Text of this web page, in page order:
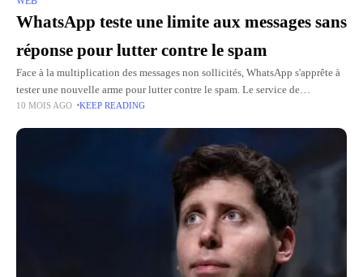
WhatsApp teste une limite aux messages sans
réponse pour lutter contre le spam
Face à la multiplication des messages non sollicités, WhatsApp s'apprête à
tester une nouvelle arme pour lutter contre le spam. Le service de
messagerie mettra en place une limite mensuelle
10 MOIS AGO KEEP READING